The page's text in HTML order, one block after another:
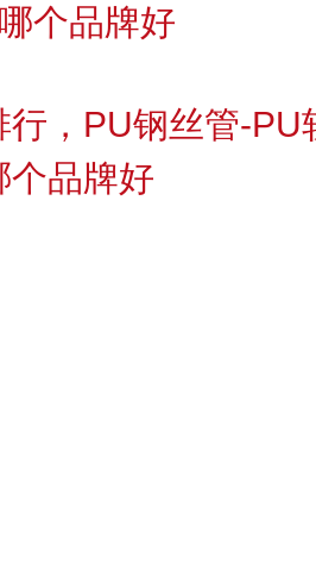
个品牌好
行，PU钢丝管-
个品牌好